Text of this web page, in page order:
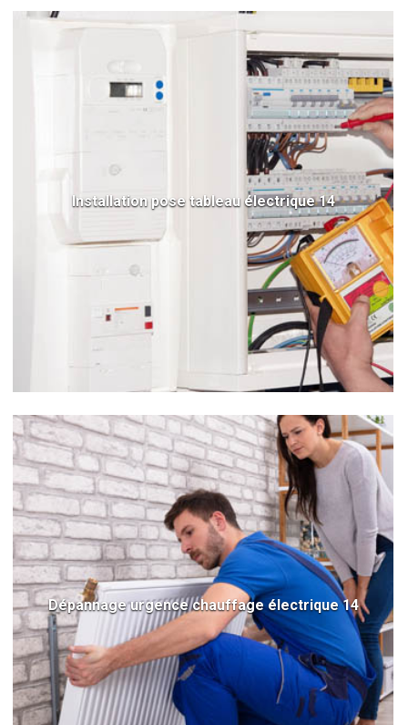
Installation pose tableau électrique 14
Dépannage urgence chauffage électrique 14